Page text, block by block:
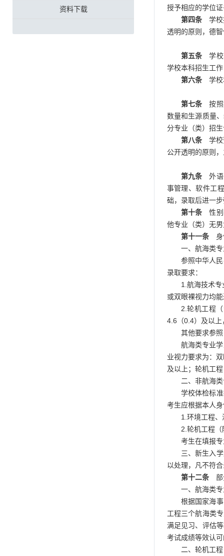
资料下载
授予相应的学位
第四条学校
透明的原则，德
第五条 学校
学校本科招生工
第六条学校
第七条 按照
数量和生源质量
分专业（类）招
第八条学校
公开透明的原则
第九条 外语
事管理、软件工
础，录取后进一
第十条 性别
他专业（类）无
第十一条身
一、航海类
参照中华人
录取要求：
1.航海技术
或双眼裸视力均
2.轮机工程
4.6（0.4）及以
其他要求参
航海类专业
业视力要求为：
及以上；轮机工
二、非航海
学校体检标
考生应根据本人
1.环境工程
2.轮机工程
考生在填报
三、新生入
以处理，凡不符
第十二条部
一、航海类
根据国家海
工程三个航海类
满足见习、评估
考试成绩等效认
二、轮机工程